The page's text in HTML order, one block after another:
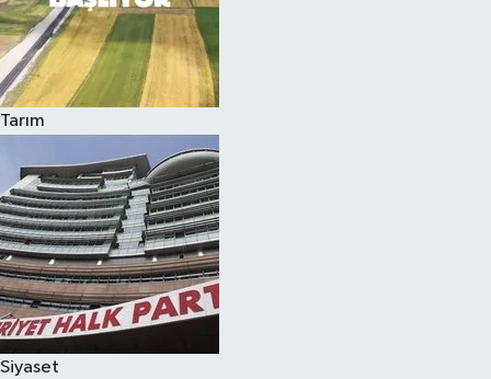
Tarım
Siyaset